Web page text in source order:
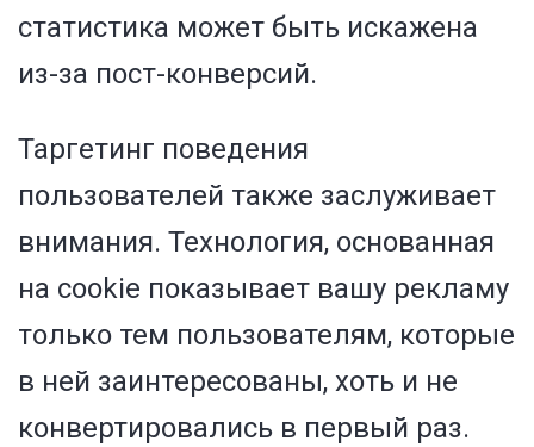
статистика может быть искажена
из-за пост-конверсий.
Таргетинг поведения
пользователей также заслуживает
внимания. Технология, основанная
на cookie показывает вашу рекламу
только тем пользователям, которые
в ней заинтересованы, хоть и не
конвертировались в первый раз.